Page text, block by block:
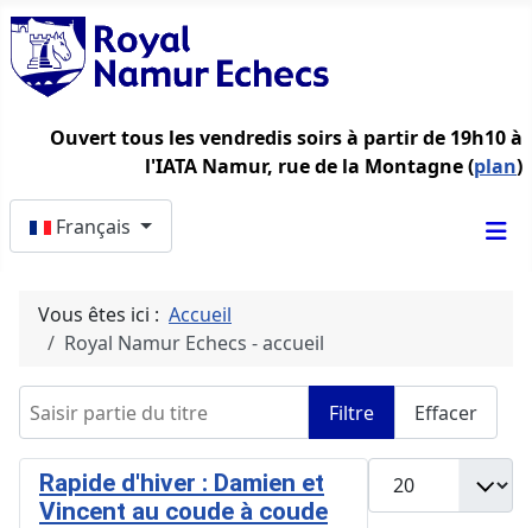
Ouvert tous les vendredis soirs à partir de 19h10 à
l'IATA Namur, rue de la Montagne (plan)
Français
Vous êtes ici : Accueil
Royal Namur Echecs - accueil
Filtre Effacer
Rapide d'hiver : Damien et
Vincent au coude à coude